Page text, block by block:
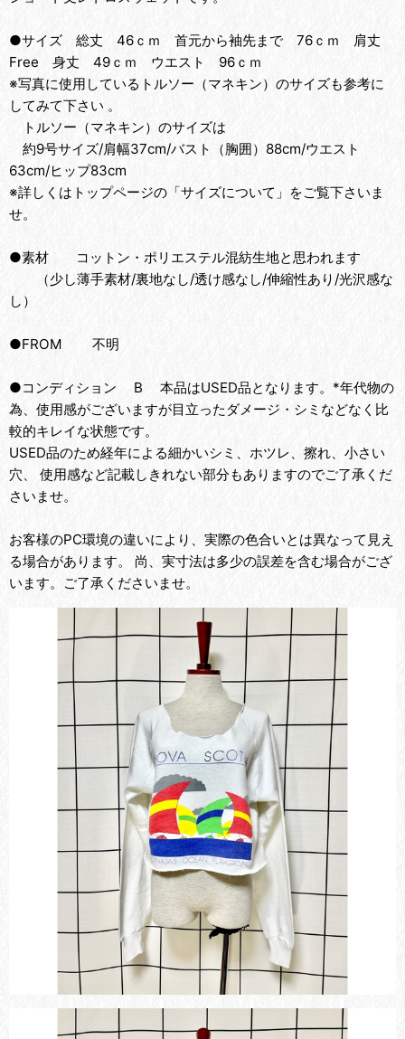
●サイズ 総丈 46ｃｍ 首元から袖先まで 76ｃｍ 肩丈
Free 身丈 49ｃｍ ウエスト 96ｃｍ
※写真に使用しているトルソー（マネキン）のサイズも参考に
してみて下さい 。
トルソー（マネキン）のサイズは
約9号サイズ/肩幅37cm/バスト（胸囲）88cm/ウエスト
63cm/ヒップ83cm
※詳しくはトップページの「サイズについて」をご覧下さいま
せ。
●素材 コットン・ポリエステル混紡生地と思われます
（少し薄手素材/裏地なし/透け感なし/伸縮性あり/光沢感な
し）
●FROM 不明
●コンディション B 本品はUSED品となります。*年代物の
為、使用感がございますが目立ったダメージ・シミなどなく比
較的キレイな状態です。
USED品のため経年による細かいシミ、ホツレ、擦れ、小さい
穴、 使用感など記載しきれない部分もありますのでご了承くだ
さいませ。
お客様のPC環境の違いにより、実際の色合いとは異なって見え
る場合があります。 尚、実寸法は多少の誤差を含む場合がござ
います。ご了承くださいませ。